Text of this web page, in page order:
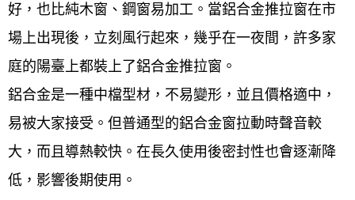
好，也比純木窗、鋼窗易加工。當鋁合金推拉窗在市
場上出現後，立刻風行起來，幾乎在一夜間，許多家
庭的陽臺上都裝上了鋁合金推拉窗。
鋁合金是一種中檔型材，不易變形，並且價格適中，
易被大家接受。但普通型的鋁合金窗拉動時聲音較
大，而且導熱較快。在長久使用後密封性也會逐漸降
低，影響後期使用。